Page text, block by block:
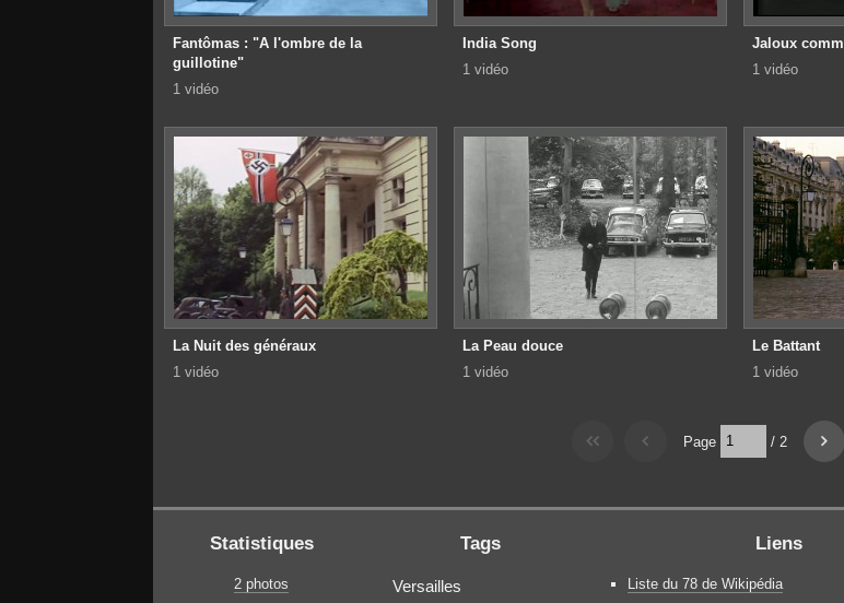
Fantômas : "A l'ombre de la
guillotine"
1 vidéo
India Song
1 vidéo
Jaloux
1 vidéo
La Nuit des généraux
1 vidéo
La Peau douce
1 vidéo
Le Battant
1 vidéo
Page / 2
Statistiques
2 photos
Tags
Versailles
Liens
Liste du 78 de Wikipédia